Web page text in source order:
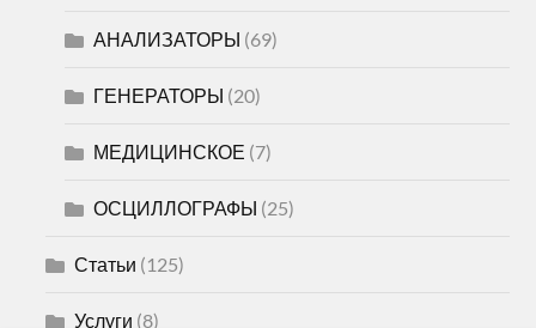
АНАЛИЗАТОРЫ (69)
ГЕНЕРАТОРЫ (20)
МЕДИЦИНСКОЕ (7)
ОСЦИЛЛОГРАФЫ (25)
Статьи (125)
Услуги (8)